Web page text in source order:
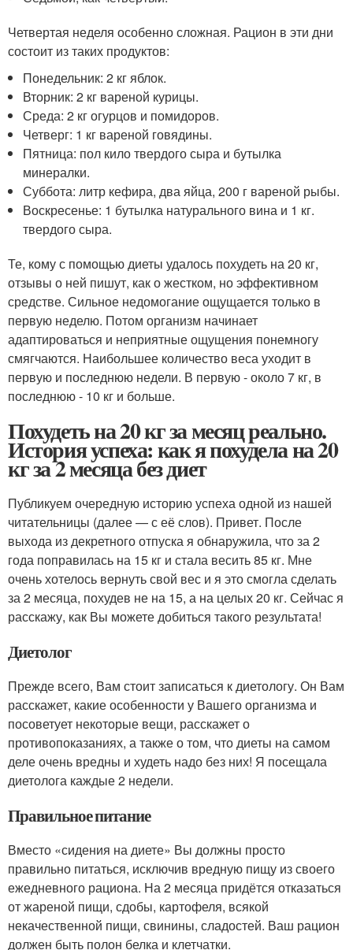
Четвертая неделя особенно сложная. Рацион в эти дни
состоит из таких продуктов:
Понедельник: 2 кг яблок.
Вторник: 2 кг вареной курицы.
Среда: 2 кг огурцов и помидоров.
Четверг: 1 кг вареной говядины.
Пятница: пол кило твердого сыра и бутылка
минералки.
Суббота: литр кефира, два яйца, 200 г вареной рыбы.
Воскресенье: 1 бутылка натурального вина и 1 кг.
твердого сыра.
Те, кому с помощью диеты удалось похудеть на 20 кг,
отзывы о ней пишут, как о жестком, но эффективном
средстве. Сильное недомогание ощущается только в
первую неделю. Потом организм начинает
адаптироваться и неприятные ощущения понемногу
смягчаются. Наибольшее количество веса уходит в
первую и последнюю недели. В первую - около 7 кг, в
последнюю - 10 кг и больше.
Похудеть на 20 кг за месяц реально.
История успеха: как я похудела на 20
кг за 2 месяца без диет
Публикуем очередную историю успеха одной из нашей
читательницы (далее — с её слов). Привет. После
выхода из декретного отпуска я обнаружила, что за 2
года поправилась на 15 кг и стала весить 85 кг. Мне
очень хотелось вернуть свой вес и я это смогла сделать
за 2 месяца, похудев не на 15, а на целых 20 кг. Сейчас я
расскажу, как Вы можете добиться такого результата!
Диетолог
Прежде всего, Вам стоит записаться к диетологу. Он Вам
расскажет, какие особенности у Вашего организма и
посоветует некоторые вещи, расскажет о
противопоказаниях, а также о том, что диеты на самом
деле очень вредны и худеть надо без них! Я посещала
диетолога каждые 2 недели.
Правильное питание
Вместо «сидения на диете» Вы должны просто
правильно питаться, исключив вредную пищу из своего
ежедневного рациона. На 2 месяца придётся отказаться
от жареной пищи, сдобы, картофеля, всякой
некачественной пищи, свинины, сладостей. Ваш рацион
должен быть полон белка и клетчатки.